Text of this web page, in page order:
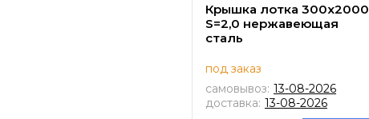
Крышка лотка 300х2000
S=2,0 нержавеющая
сталь
под заказ
самовывоз: 13-08-2026
доставка: 13-08-2026